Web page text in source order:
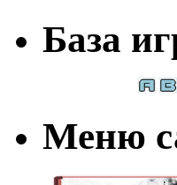
База
Меню